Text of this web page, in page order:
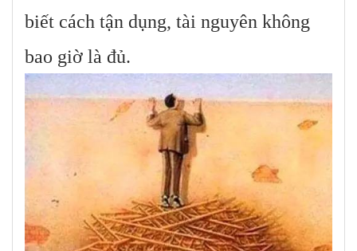
biết cách tận dụng, tài nguyên không
bao giờ là đủ.